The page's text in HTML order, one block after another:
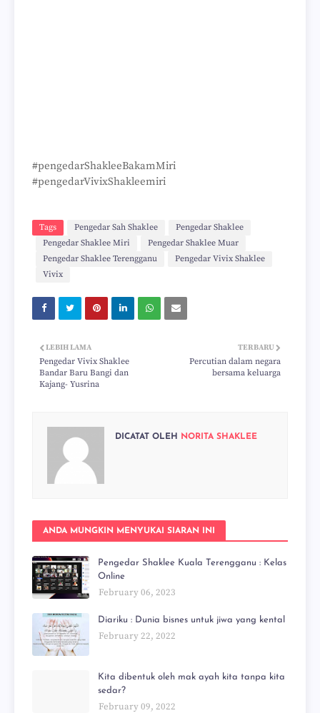
#pengedarShakleeBakamMiri
#pengedarVivixShakleemiri
Tags Pengedar Sah Shaklee
Pengedar Shaklee
Pengedar Shaklee Miri
Pengedar Shaklee Muar
Pengedar Shaklee Terengganu
Pengedar Vivix Shaklee
Vivix
TERBARU
Percutian dalam negara
bersama keluarga
LEBIH LAMA
Pengedar Vivix Shaklee
Bandar Baru Bangi dan
Kajang- Yusrina
DICATAT OLEH NORITA SHAKLEE
ANDA MUNGKIN MENYUKAI SIARAN INI
Pengedar Shaklee Kuala Terengganu : Kelas
Online
February 06, 2023
Diariku : Dunia bisnes untuk jiwa yang kental
February 22, 2022
Kita dibentuk oleh mak ayah kita tanpa kita
sedar?
February 09, 2022